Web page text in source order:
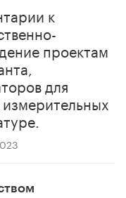
к
проектам
для